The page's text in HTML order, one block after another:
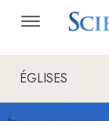
ÉGLISES